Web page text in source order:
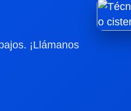
¡Llámanos